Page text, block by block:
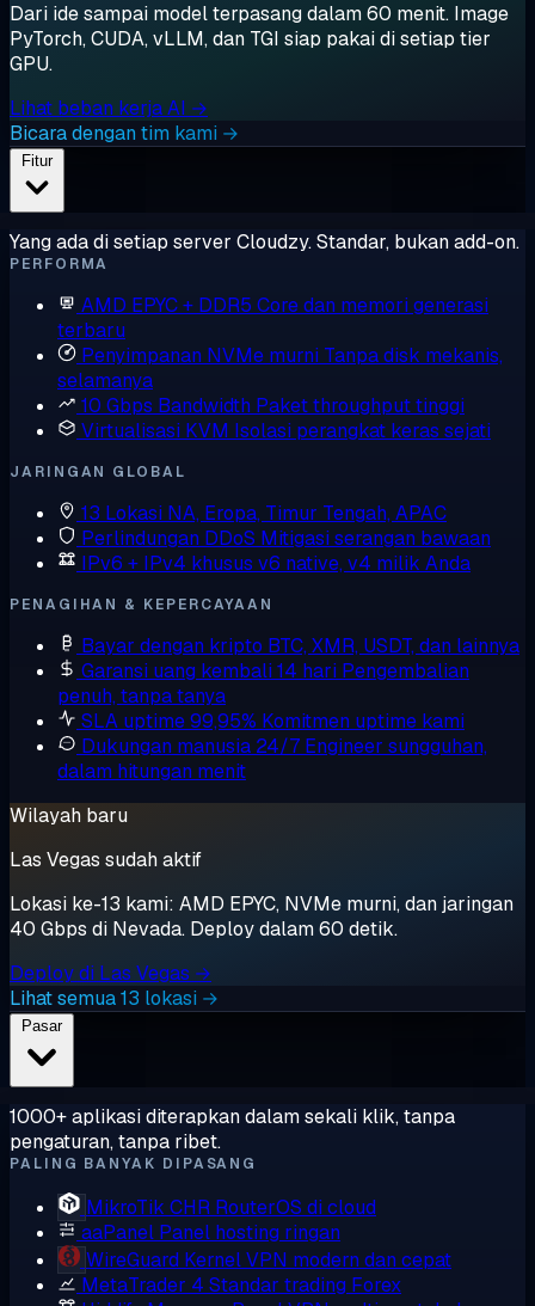
Dari ide sampai model terpasang dalam 60 menit. Image
PyTorch, CUDA, vLLM, dan TGI siap pakai di setiap tier
GPU.
Lihat beban kerja AI →
Bicara dengan tim kami →
Fitur
Yang ada di setiap server Cloudzy. Standar, bukan add-on.
PERFORMA
AMD EPYC + DDR5 Core dan memori generasi
terbaru
Penyimpanan NVMe murni Tanpa disk mekanis,
selamanya
10 Gbps Bandwidth Paket throughput tinggi
Virtualisasi KVM Isolasi perangkat keras sejati
JARINGAN GLOBAL
13 Lokasi NA, Eropa, Timur Tengah, APAC
Perlindungan DDoS Mitigasi serangan bawaan
IPv6 + IPv4 khusus v6 native, v4 milik Anda
PENAGIHAN & KEPERCAYAAN
Bayar dengan kripto BTC, XMR, USDT, dan lainnya
Garansi uang kembali 14 hari Pengembalian
penuh, tanpa tanya
SLA uptime 99,95% Komitmen uptime kami
Dukungan manusia 24/7 Engineer sungguhan,
dalam hitungan menit
Wilayah baru
Las Vegas sudah aktif
Lokasi ke-13 kami: AMD EPYC, NVMe murni, dan jaringan
40 Gbps di Nevada. Deploy dalam 60 detik.
Deploy di Las Vegas →
Lihat semua 13 lokasi →
Pasar
1000+ aplikasi diterapkan dalam sekali klik, tanpa
pengaturan, tanpa ribet.
PALING BANYAK DIPASANG
MikroTik CHR RouterOS di cloud
aaPanel Panel hosting ringan
WireGuard Kernel VPN modern dan cepat
MetaTrader 4 Standar trading Forex